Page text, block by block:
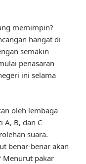
memimpin?
hangat di
semakin
penasaran
ini selama
oleh lembaga
A, B, dan C
suara.
benar-benar akan
Menurut pakar